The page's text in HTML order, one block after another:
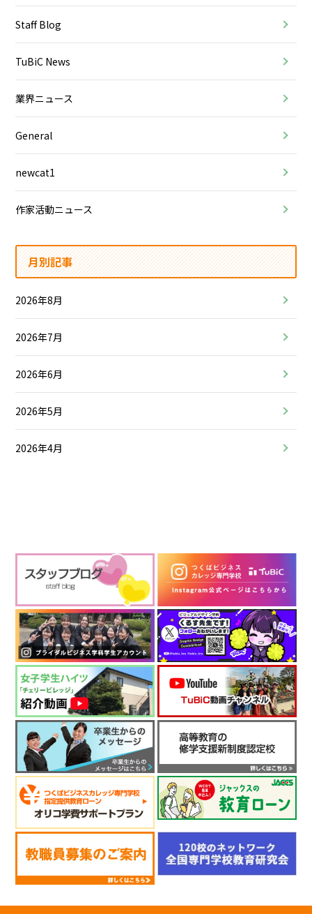
Staff Blog
TuBiC News
業界ニュース
General
newcat1
作家活動ニュース
月別記事
2026年8月
2026年7月
2026年6月
2026年5月
2026年4月